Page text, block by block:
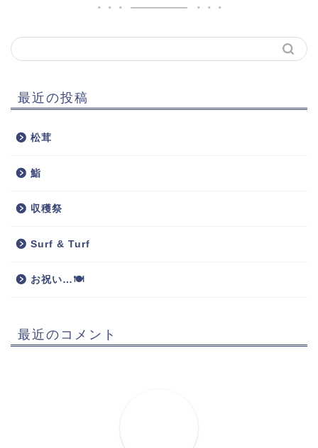
最近の投稿
松茸
鮨
収穫祭
Surf & Turf
お祝い…🍽
最近のコメント